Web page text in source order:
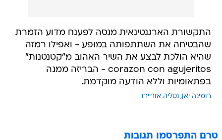
התקשורת הארגנטינאית מנסה לפענח מדוע הזמרת
שהבטיחה את השתתפותה במופע - ואפילו רמזה
שהיא הולכת לבצע את השיר האהוב מ"קטנטנות"
corazon con agujeritos - הבריזה ממנה
בפתאומיות וללא הודעה מוקדמת.
רומינה יאן נטליה אוריירו
טרם התפרסמו תגובות